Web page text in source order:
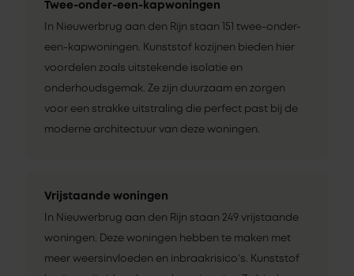
Twee-onder-een-kapwoningen
In Nieuwerbrug aan den Rijn staan 151 twee-onder-
een-kapwoningen. Kunststof kozijnen bieden hier
voordelen zoals uitstekende isolatie en
onderhoudsgemak. Ze zijn duurzaam en zorgen
voor een strakke uitstraling die perfect past bij de
moderne architectuur van deze woningen.
Vrijstaande woningen
In Nieuwerbrug aan den Rijn staan 249 vrijstaande
woningen. Deze woningen hebben te maken met
meer weersinvloeden en inbraakrisico’s. Kunststof